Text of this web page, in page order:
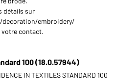
détails sur
embroidery/
votre contact.
100 (18.0.57944)
IN TEXTILES STANDARD 100